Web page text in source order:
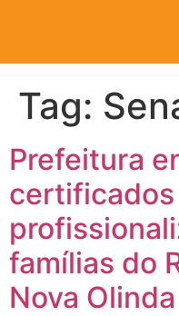
Tag:
Prefeitura
famílias do
Nova Olinda